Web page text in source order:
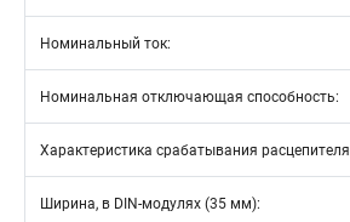
Номинальный ток:
Номинальная отключающая способность:
Характеристика срабатывания
Ширина, в DIN-модулях (35 мм):